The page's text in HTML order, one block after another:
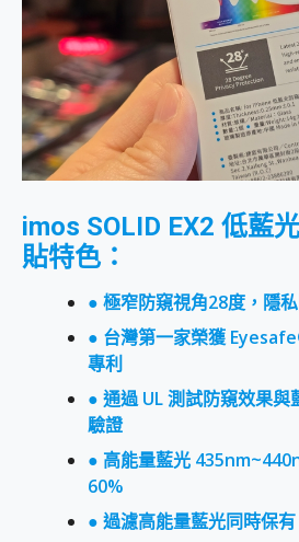
imos SOLID EX2 低藍
貼特色：
● 極窄防窺視角28度，隱
● 台灣第一家榮獲
專利
● 通過 UL 測試防窺效果
驗證
● 高能量藍光
60%
● 過濾高能量藍光同時保